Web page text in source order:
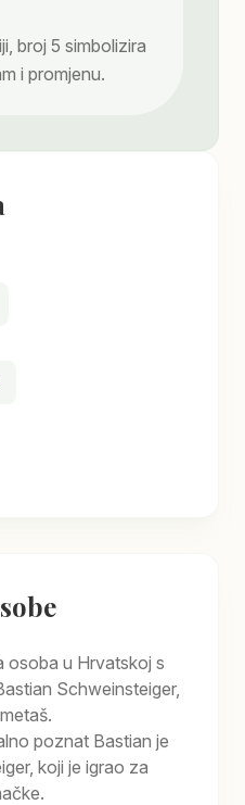
broj 5 simbolizira
i promjenu.
osoba u Hrvatskoj s
Schweinsteiger,
poznat Bastian je
koji je igrao za